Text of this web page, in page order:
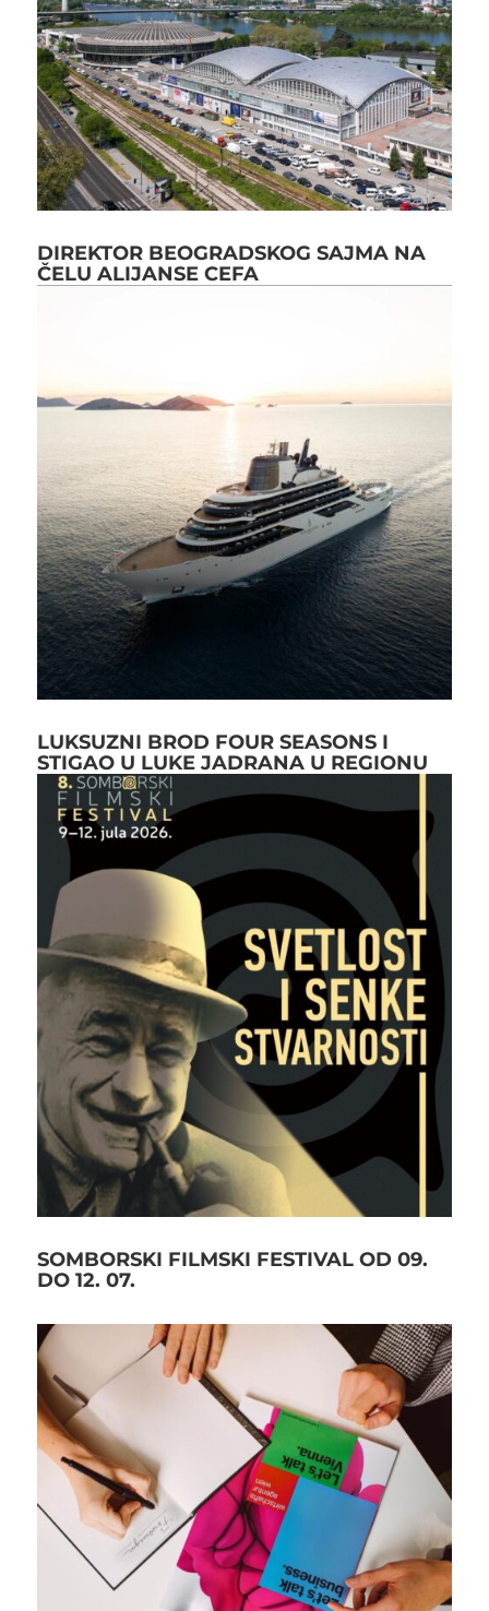
DIREKTOR BEOGRADSKOG SAJMA NA
ČELU ALIJANSE CEFA
LUKSUZNI BROD FOUR SEASONS I
STIGAO U LUKE JADRANA U REGIONU
SOMBORSKI FILMSKI FESTIVAL OD 09.
DO 12. 07.